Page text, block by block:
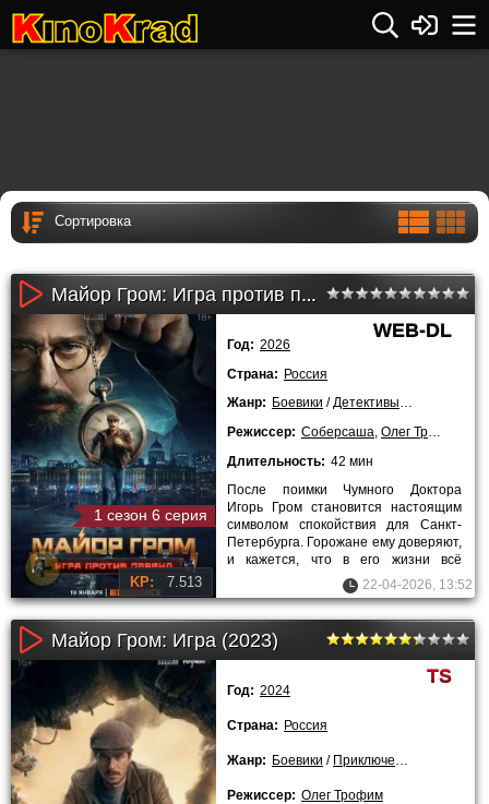
Майор Гром: Игра против правил 1 сезон (2026)
1 сезон 6 серия
KP: 7.513
WEB-DL
Год: 2026
Страна: Россия
Жанр: Боевики /Детективы/Комедии
Режиссер: Соберсаша, Олег Трофим
Длительность: 42 мин
После поимки Чумного Доктора
Игорь Гром становится настоящим
символом спокойствия для Санкт-
Петербурга. Горожане ему доверяют,
и кажется, что в его жизни всё
наконец выстроилось ровно. Днём
22-04-2026, 13:52
Майор Гром: Игра (2023)
TS
Год: 2024
Страна: Россия
Жанр: Боевики / Приключения
Режиссер: Олег Трофим